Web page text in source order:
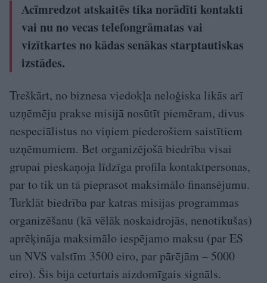
Acīmredzot atskaitēs tika norādīti kontakti
vai nu no vecas telefongrāmatas vai
vizītkartes no kādas senākas starptautiskas
izstādes.
Treškārt, no biznesa viedokļa neloģiska likās arī
uzņēmēju prakse misijā nosūtīt piemēram, divus
nespeciālistus no viņiem piederošiem saistītiem
uzņēmumiem. Bet organizējošā biedrība visai
grupai pieskaņoja līdzīga profila kontaktpersonas,
par to tik un tā pieprasot maksimālo finansējumu.
Turklāt biedrība par katras misijas programmas
organizēšanu (kā vēlāk noskaidrojās, nenotikušas)
aprēķināja maksimālo iespējamo maksu (par ES
un NVS valstīm 3500 eiro, par pārējām – 5000
eiro). Šis bija ceturtais aizdomīgais signāls.